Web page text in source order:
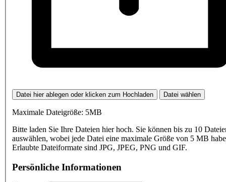
Datei hier ablegen oder klicken zum Hochladen Datei wählen
Maximale Dateigröße: 5MB
Bitte laden Sie Ihre Dateien hier hoch. Sie können bis zu 10
auswählen, wobei jede Datei eine maximale Größe von 5 MB
Erlaubte Dateiformate sind JPG, JPEG, PNG und GIF.
Persönliche Informationen